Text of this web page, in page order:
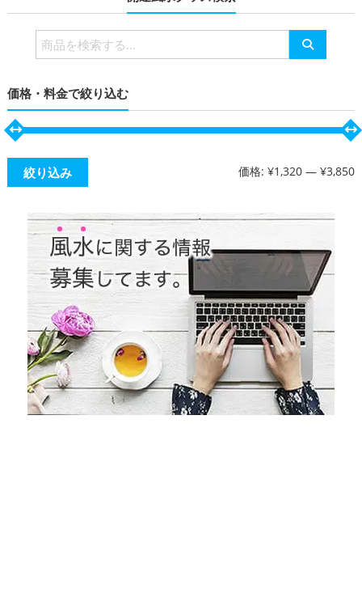
検
索
象:
価格・料金で絞り込む
絞り込み 価格:¥1,320 —¥3,850